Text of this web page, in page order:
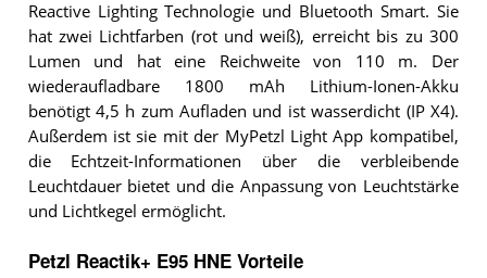
Reactive Lighting Technologie und Bluetooth Smart. Sie
hat zwei Lichtfarben (rot und weiß), erreicht bis zu 300
Lumen und hat eine Reichweite von 110 m. Der
wiederaufladbare 1800 mAh Lithium-Ionen-Akku
benötigt 4,5 h zum Aufladen und ist wasserdicht (IP X4).
Außerdem ist sie mit der MyPetzl Light App kompatibel,
die Echtzeit-Informationen über die verbleibende
Leuchtdauer bietet und die Anpassung von Leuchtstärke
und Lichtkegel ermöglicht.
Petzl Reactik+ E95 HNE Vorteile